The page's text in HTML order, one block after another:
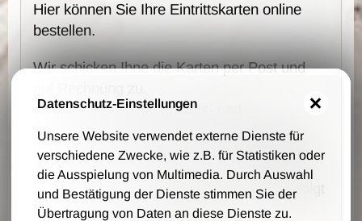
Hier können Sie Ihre Eintrittskarten online
bestellen.
Wir schicken Ihne die Karten per Post und
Es fallen keine Vorverkaufs- und
Bearbeitungsgebühren an - wir berechnen
lediglich 1,00 € Portokosten pro Bestellung.
Die Bestellung, Lieferung und Zahlung erfolgt
auf Grundlage unsere AGB.
Datenschutz-Einstellungen
Unsere Website verwendet externe Dienste für
verschiedene Zwecke, wie z.B. für Statistiken oder
die Ausspielung von Multimedia. Durch Auswahl
und Bestätigung der Dienste stimmen Sie der
Übertragung von Daten an diese Dienste zu.